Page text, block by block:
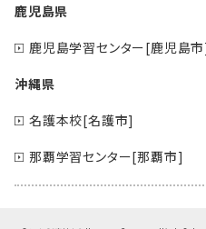
鹿児島県
鹿児島学習センター[鹿児島
沖縄県
名護本校[名護市]
那覇学習センター[那覇市]